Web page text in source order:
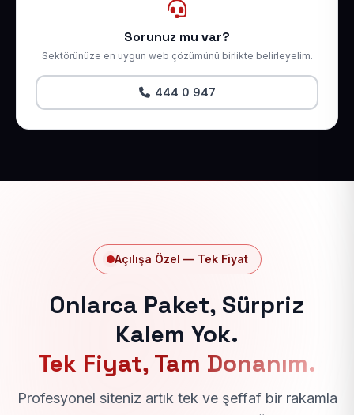
Sorunuz mu var?
Sektörünüze en uygun web çözümünü birlikte belirleyelim.
444 0 947
Açılışa Özel — Tek Fiyat
Onlarca Paket, Sürpriz
Kalem Yok.
Tek Fiyat, Tam Donanım.
Profesyonel siteniz artık tek ve şeffaf bir rakamla